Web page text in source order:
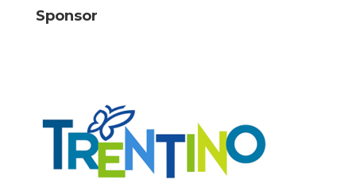
Sponsor